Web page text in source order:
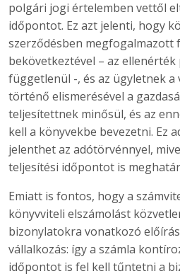
polgári jogi értelemben vettől
időpontot. Ez azt jelenti, hogy
szerződésben megfogalmazott
bekövetkeztével – az
függetlenül -, és az ügyletnek a
történő elismerésével a
teljesítettnek minősül, és az
kell a könyvekbe bevezetni. Ez
jelenthet az adótörvénnyel,
teljesítési időpontot is
Emiatt is fontos, hogy a
könyvviteli elszámolást
bizonylatokra vonatkozó
vállalkozás: így a számla
időpontot is fel kell tűntetni a